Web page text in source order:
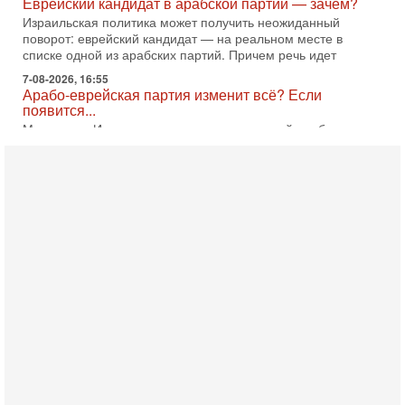
Израильская политика может получить неожиданный
поворот: еврейский кандидат — на реальном месте в
списке одной из арабских партий. Причем речь идет
7-08-2026, 16:55
Арабо-еврейская партия изменит всё? Если
появится...
Может ли в Израиле появиться полноценный арабо-